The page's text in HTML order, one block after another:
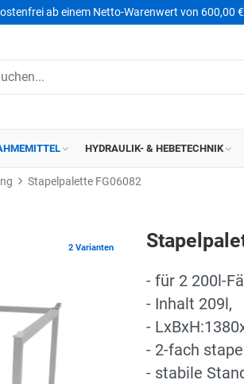
ab einem Netto-Warenwert von
HYDRAULIK- & HEBETECHNIK
Stapelpalette FG06082
2 Varianten
- für 2 200l-
- Inhalt 209l,
-
- 2-fach
- stabile